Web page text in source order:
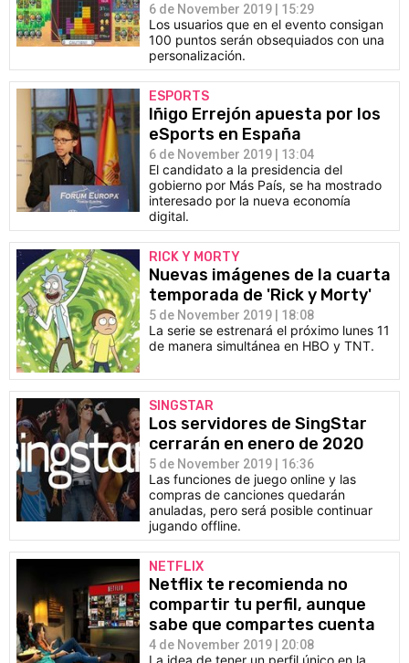
6 de November 2019 | 15:29
Los usuarios que en el evento consigan
100 puntos serán obsequiados con una
personalización.
ESPORTS
Iñigo Errejón apuesta por los
eSports en España
6 de November 2019 | 13:04
El candidato a la presidencia del
gobierno por Más País, se ha mostrado
interesado por la nueva economía
digital.
RICK Y MORTY
Nuevas imágenes de la cuarta
temporada de 'Rick y Morty'
5 de November 2019 | 18:08
La serie se estrenará el próximo lunes 11
de manera simultánea en HBO y TNT.
SINGSTAR
Los servidores de SingStar
cerrarán en enero de 2020
5 de November 2019 | 16:36
Las funciones de juego online y las
compras de canciones quedarán
anuladas, pero será posible continuar
jugando offline.
NETFLIX
Netflix te recomienda no
compartir tu perfil, aunque
sabe que compartes cuenta
4 de November 2019 | 20:08
La idea de tener un perfil único en la